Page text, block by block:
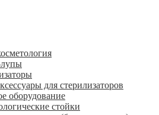
для стерилизаторов
оборудование
стойки